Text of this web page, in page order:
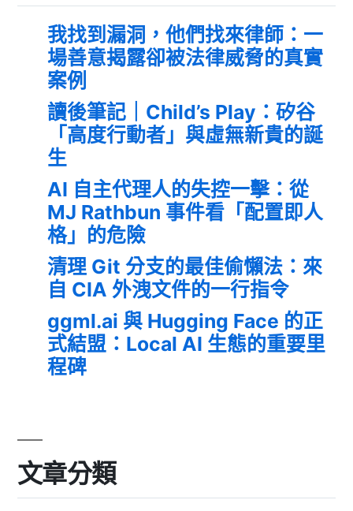
我找到漏洞，他們找來律師：一
場善意揭露卻被法律威脅的真實
案例
讀後筆記｜Child’s Play：矽谷
「高度行動者」與虛無新貴的誕
生
AI 自主代理人的失控一擊：從
MJ Rathbun 事件看「配置即人
格」的危險
清理 Git 分支的最佳偷懶法：來
自 CIA 外洩文件的一行指令
ggml.ai 與 Hugging Face 的正
式結盟：Local AI 生態的重要里
程碑
文章分類